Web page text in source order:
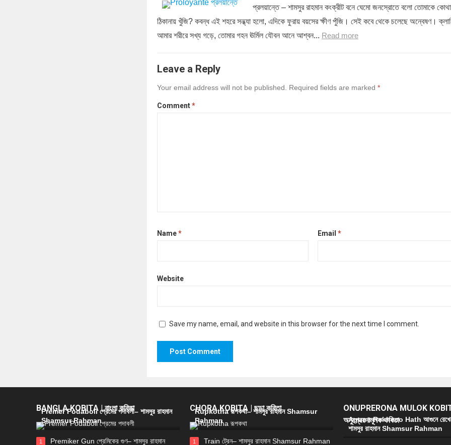
প্রলয়ান্তে – শামসুর রাহমান কংক্রীট বনে ঘেমো জনস্রোতে বলো তোমাকে
ঠিকানায় খুঁজি? কবন্ধ এই শহরে সন্ধ্যা হলো, এদিকে ফুরায় বয়সের ক্ষীণ পুঁজি। সেই কবে থেকে চলেছে অন্বেষণ।
আমার শরীরে সখ্য গড়ে, তোমার গহন ঊর্মিল যৌবন আনে আশ্বন... Read more
Leave a Reply
Your email address will not be published. Required fields are marked *
Comment*
Name* Email*
Website
Save my name, email, and website in this browser for the next time I comment.
BANGLA KOBITA | বাংলা কবিতা
Premer Podaboli প্রেমের পদাবলী– শামসুর রাহমান
Shamsur Rahman
1 Premiker Gun প্রেমিকের গুণ– শামসুর রাহমান
CHORA KOBITA | ছড়া কবিতা
Rupkotha রূপকথা– শামসুর রাহমান Shamsur
Rahman
1 Train ট্রেন– শামসুর রাহমান Shamsur Rahman
ONUPRERONA MULOK
অনুপ্রেরণামূলক কবিতা
Agune Rekheco Hath আগুনে
শামসুর রাহমান Shamsur Rahman